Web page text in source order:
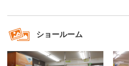
ショールーム